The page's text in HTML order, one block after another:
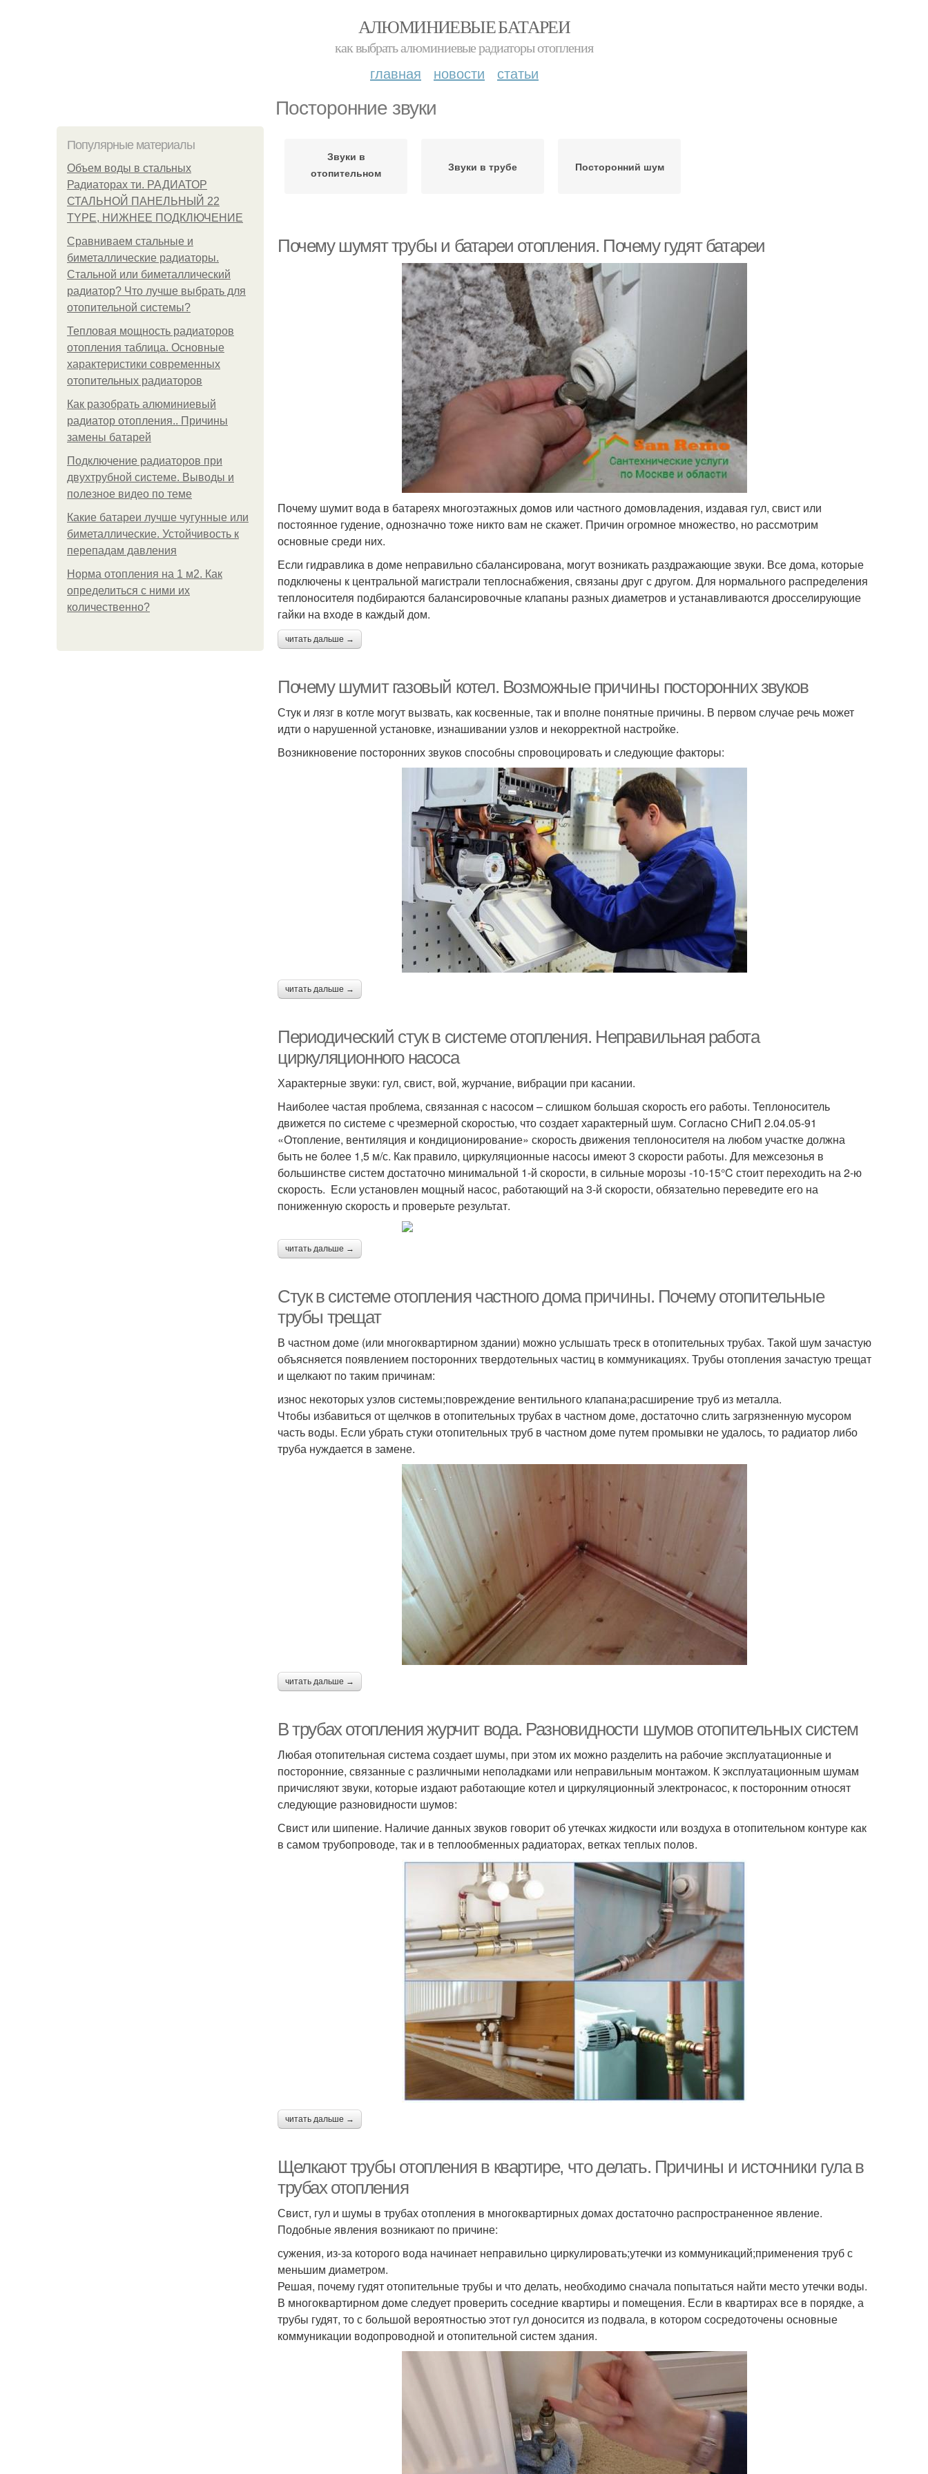
АЛЮМИНИЕВЫЕ БАТАРЕИ
как выбрать алюминиевые радиаторы отопления
главная новости статьи
Посторонние звуки
Популярные материалы
Объем воды в стальных
Радиаторах ти. РАДИАТОР
СТАЛЬНОЙ ПАНЕЛЬНЫЙ 22
TYPE, НИЖНЕЕ ПОДКЛЮЧЕНИЕ
Сравниваем стальные и
биметаллические радиаторы.
Стальной или биметаллический
радиатор? Что лучше выбрать для
отопительной системы?
Тепловая мощность радиаторов
отопления таблица. Основные
характеристики современных
отопительных радиаторов
Как разобрать алюминиевый
радиатор отопления.. Причины
замены батарей
Подключение радиаторов при
двухтрубной системе. Выводы и
полезное видео по теме
Какие батареи лучше чугунные или
биметаллические. Устойчивость к
перепадам давления
Норма отопления на 1 м2. Как
определиться с ними их
количественно?
Звуки в
отопительном
Звуки в трубе Посторонний шум
Почему шумят трубы и батареи отопления. Почему гудят батареи
Почему шумит вода в батареях многоэтажных домов или частного домовладения, издавая гул, свист или
постоянное гудение, однозначно тоже никто вам не скажет. Причин огромное множество, но рассмотрим
основные среди них.
Если гидравлика в доме неправильно сбалансирована, могут возникать раздражающие звуки. Все дома, которые
подключены к центральной магистрали теплоснабжения, связаны друг с другом. Для нормального распределения
теплоносителя подбираются балансировочные клапаны разных диаметров и устанавливаются дросселирующие
гайки на входе в каждый дом.
читать дальше →
Почему шумит газовый котел. Возможные причины посторонних звуков
Стук и лязг в котле могут вызвать, как косвенные, так и вполне понятные причины. В первом случае речь может
идти о нарушенной установке, изнашивании узлов и некорректной настройке.
Возникновение посторонних звуков способны спровоцировать и следующие факторы:
читать дальше →
Периодический стук в системе отопления. Неправильная работа
циркуляционного насоса
Характерные звуки: гул, свист, вой, журчание, вибрации при касании.
Наиболее частая проблема, связанная с насосом – слишком большая скорость его работы. Теплоноситель
движется по системе с чрезмерной скоростью, что создает характерный шум. Согласно СНиП 2.04.05-91
«Отопление, вентиляция и кондиционирование» скорость движения теплоносителя на любом участке должна
быть не более 1,5 м/с. Как правило, циркуляционные насосы имеют 3 скорости работы. Для межсезонья в
большинстве систем достаточно минимальной 1-й скорости, в сильные морозы -10-15°C стоит переходить на 2-ю
скорость. Если установлен мощный насос, работающий на 3-й скорости, обязательно переведите его на
пониженную скорость и проверьте результат.
читать дальше →
Стук в системе отопления частного дома причины. Почему отопительные
трубы трещат
В частном доме (или многоквартирном здании) можно услышать треск в отопительных трубах. Такой шум зачастую
объясняется появлением посторонних твердотельных частиц в коммуникациях. Трубы отопления зачастую трещат
и щелкают по таким причинам:
износ некоторых узлов системы;повреждение вентильного клапана;расширение труб из металла.
Чтобы избавиться от щелчков в отопительных трубах в частном доме, достаточно слить загрязненную мусором
часть воды. Если убрать стуки отопительных труб в частном доме путем промывки не удалось, то радиатор либо
труба нуждается в замене.
читать дальше →
В трубах отопления журчит вода. Разновидности шумов отопительных систем
Любая отопительная система создает шумы, при этом их можно разделить на рабочие эксплуатационные и
посторонние, связанные с различными неполадками или неправильным монтажом. К эксплуатационным шумам
причисляют звуки, которые издают работающие котел и циркуляционный электронасос, к посторонним относят
следующие разновидности шумов:
Свист или шипение. Наличие данных звуков говорит об утечках жидкости или воздуха в отопительном контуре как
в самом трубопроводе, так и в теплообменных радиаторах, ветках теплых полов.
читать дальше →
Щелкают трубы отопления в квартире, что делать. Причины и источники гула в
трубах отопления
Свист, гул и шумы в трубах отопления в многоквартирных домах достаточно распространенное явление.
Подобные явления возникают по причине:
сужения, из-за которого вода начинает неправильно циркулировать;утечки из коммуникаций;применения труб с
меньшим диаметром.
Решая, почему гудят отопительные трубы и что делать, необходимо сначала попытаться найти место утечки воды.
В многоквартирном доме следует проверить соседние квартиры и помещения. Если в квартирах все в порядке, а
трубы гудят, то с большой вероятностью этот гул доносится из подвала, в котором сосредоточены основные
коммуникации водопроводной и отопительной систем здания.